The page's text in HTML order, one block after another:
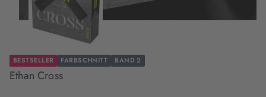
BESTSELLER FARBSCHNITT BAND 2
Ethan Cross